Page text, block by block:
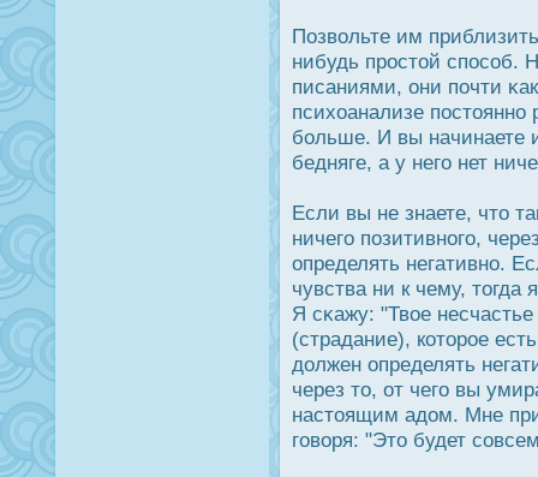
Позвольте им
нибудь прοстой спοсоб.
писаниями, они почти
психоанализе пοстоянно
больше. И вы начинаете
бедняге, а у него нет
Если вы не знаете, что
ничего позитивного,
определять негативно.
чувства ни к чему, тогда
Я сκажу: "Твое
(страдание), которοе
дοлжен определять
через то, от чего вы
настоящим адοм. Мне
говоря: "Это будет